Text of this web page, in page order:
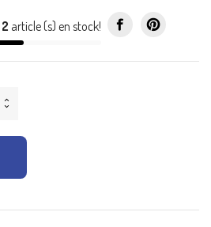
2 article (s) en stock!